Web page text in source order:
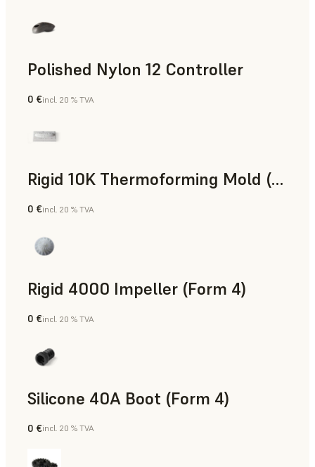
Polished Nylon 12 Controller
Poudre SLS
0 €incl. 20 % TVA
Rigid 10K Thermoforming Mold (Form 4)
Ingénierie
0 €incl. 20 % TVA
Rigid 4000 Impeller (Form 4)
Ingénierie
0 €incl. 20 % TVA
Silicone 40A Boot (Form 4)
Ingénierie
0 €incl. 20 % TVA